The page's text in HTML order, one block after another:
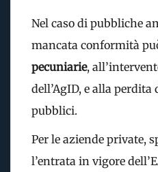
Nel caso di pubbliche
mancata conformità
pecuniarie,
dell’AgID, e alla
pubblici.
Per le aziende private,
l’entrata in vigore